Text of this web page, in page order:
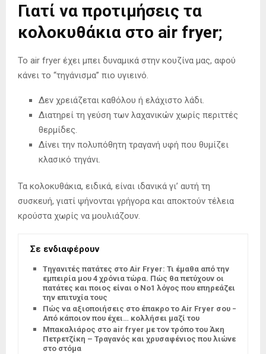
Γιατί να προτιμήσεις τα
κολοκυθάκια στο air fryer;
Το air fryer έχει μπει δυναμικά στην κουζίνα μας, αφού
κάνει το “τηγάνισμα” πιο υγιεινό.
Δεν χρειάζεται καθόλου ή ελάχιστο λάδι.
Διατηρεί τη γεύση των λαχανικών χωρίς περιττές
θερμίδες.
Δίνει την πολυπόθητη τραγανή υφή που θυμίζει
κλασικό τηγάνι.
Τα κολοκυθάκια, ειδικά, είναι ιδανικά γι’ αυτή τη
συσκευή, γιατί ψήνονται γρήγορα και αποκτούν τέλεια
κρούστα χωρίς να μουλιάζουν.
Σε ενδιαφέρουν
Tηγανιτές πατάτες στο Air Fryer: Τι έμαθα από την
εμπειρία μου 4 χρόνια τώρα. Πώς θα πετύχουν οι
πατάτες και ποιος είναι ο Νο1 λόγος που επηρεάζει
την επιτυχία τους
Πώς να αξιοποιήσεις στο έπακρο το Air Fryer σου –
Από κάποιον που έχει… κολλήσει μαζί του
Μπακαλιάρος στο air fryer με τον τρόπο του Άκη
Πετρετζίκη – Τραγανός και χρυσαφένιος που λιώνει
στο στόμα